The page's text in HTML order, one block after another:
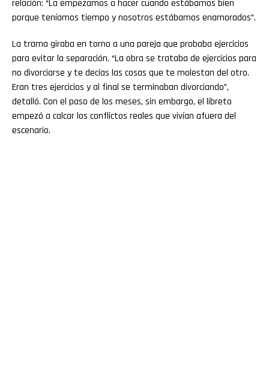
relación: “La empezamos a hacer cuando estábamos bien
porque teníamos tiempo y nosotros estábamos enamorados”.
La trama giraba en torno a una pareja que probaba ejercicios
para evitar la separación. “La obra se trataba de ejercicios para
no divorciarse y te decías las cosas que te molestan del otro.
Eran tres ejercicios y al final se terminaban divorciando”,
detalló. Con el paso de los meses, sin embargo, el libreto
empezó a calcar los conflictos reales que vivían afuera del
escenario.